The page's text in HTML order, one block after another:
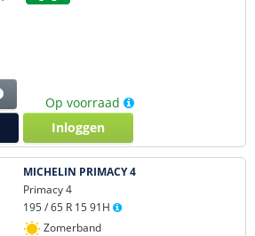
Op voorraad
Inloggen
MICHELIN PRIMACY 4
Primacy 4
195 / 65 R 15 91H
Zomerband